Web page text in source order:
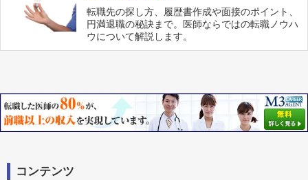
転職先の探し方、履歴書作成や面接のポイント、
円満退職の秘訣まで。医師ならではの転職ノウハ
ウについて解説します。
コンテンツ